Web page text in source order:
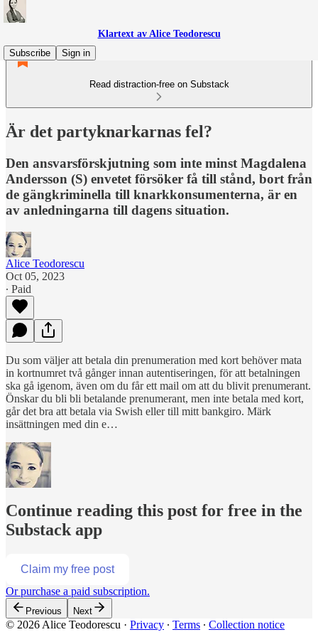
Klartext av Alice Teodorescu
Subscribe
Sign in
Read distraction-free on Substack
Är det partyknarkarnas fel?
Den ansvarsförskjutning som inte minst Magdalena
Andersson (S) envetet försöker få till stånd, bort från
de gängkriminella till knarkkonsumenterna, är en
av anledningarna till dagens situation.
Alice Teodorescu
Oct 05, 2023
∙ Paid
Du som väljer att betala din prenumeration med kort behöver mata
in kortnumret två gånger innan autentiseringen, för att betalningen
ska gå igenom, även om du får ett mail om att du blivit prenumerant.
Önskar du bli bli betalande prenumerant, men inte betala med kort,
går det bra att betala via Swish eller till mitt bankgiro. Märk
insättningen med din e…
Continue reading this post for free in the
Substack app
Claim my free post
Or purchase a paid subscription.
Previous Next
© 2026 Alice Teodorescu · Privacy ∙ Terms ∙ Collection notice